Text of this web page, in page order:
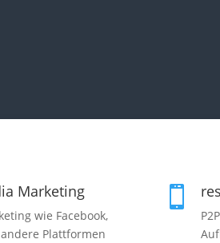
Marketing
wie Facebook,
Plattformen
